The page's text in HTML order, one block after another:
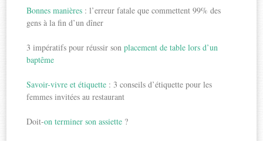
Bonnes manières : l’erreur fatale que commettent 99% des
gens à la fin d’un dîner
3 impératifs pour réussir sonplacement de table lors d’un
baptême
Savoir-vivre et étiquette : 3 conseils d’étiquette pour les
femmes invitées au restaurant
Doit-on terminer son assiette ?